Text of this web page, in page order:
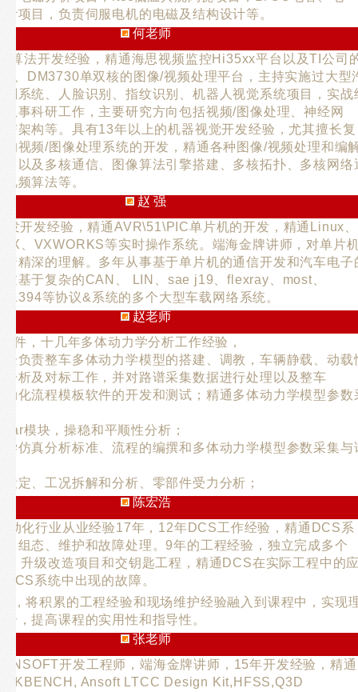
项目，负责伺服电机的电磁及结构设计等。
何老师
算法开发经验，精通海思视频监控Hi35xx平台以及TI公司
、DM3730单双核的图像/视频处理平台，主持实施过大型
别系统、人脸识别、指纹识别、机器人视觉系统项目，实战
从事科研工作，主要研究方向包括视频/图像处理、神经网
与架构等。具有13年以上的机器视觉开发经验，尤其擅长复
的视频/图像处理系统的开发，精通各种图像/视频处理和编
，以及多核通信、图像算法引擎搭建、多核拓扑、多核网络
频算法等。
赵 强
发开发经验，精通AVR\51\PIC单片机的开发，精通Linux、
、VXWORKS等实时操作系统。端海金牌讲师，对单片
着精深的理解。多年从事基于单片机的通信开发和汽车电子
过基于复杂的CAN、 LIN、sae j19、flexray、most、
等协议&系统的多个大型车载网络系统。
赵老师
件，十几年多体动力学分析工作经验，
企负责整车多体动力学模型的搭建、调教，车辆静载、动载
分析及对标工作，并对路谱采集数据进行处理以及整车
动化流程模板软件的开发和测试；精通多体动力学模型参数
模块，操稳和平顺性分析；
学仿真分析标准、流程的编撰和多体动力学模型参数采集与
定、工况拆解和分析、零部件受力分析；
陈宏浩
动化行业从业经验17年，12年DCS工作经验，精通DCS系
、组态、维护和故障处理。9年的工程经验，独立完成多个
、升级改造项目和交钥匙工程，精通DCS在实际工程中的
系统中出现的故障。
，将积累的工程经验和现场维护经验融入到课程中，实现
，提高课程的实用性和指导性。
张老师
开发工程师，端海金牌讲师，15年开发经验，精通
Ansoft LTCC Design Kit,HFSS,Q3D